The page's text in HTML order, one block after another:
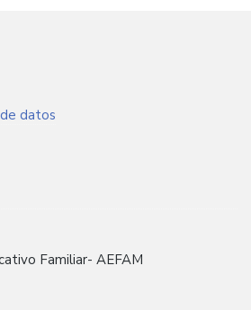
datos
Familiar- AEFAM